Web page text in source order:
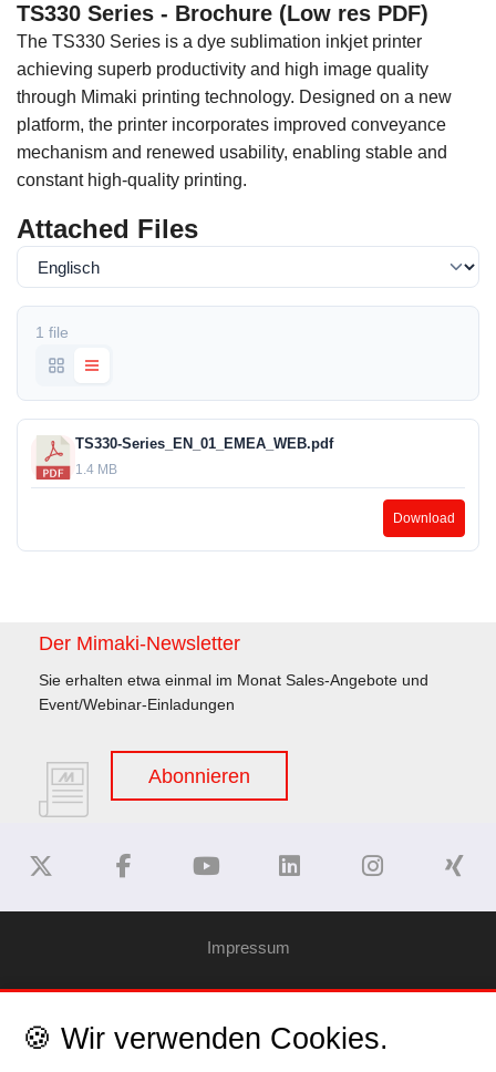
TS330 Series - Brochure (Low res PDF)
The TS330 Series is a dye sublimation inkjet printer
achieving superb productivity and high image quality
through Mimaki printing technology. Designed on a new
platform, the printer incorporates improved conveyance
mechanism and renewed usability, enabling stable and
constant high-quality printing.
Attached Files
1 file
TS330-Series_EN_01_EMEA_WEB.pdf
1.4 MB
Download
Der Mimaki-Newsletter
Sie erhalten etwa einmal im Monat Sales-Angebote und
Event/Webinar-Einladungen
Abonnieren
Impressum
🍪 Wir verwenden Cookies.